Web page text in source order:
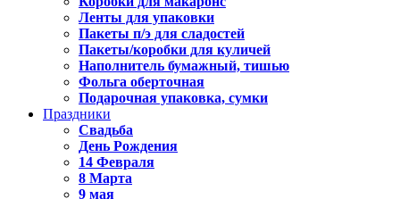
Ленты для упаковки
Пакеты п/э для сладостей
Пакеты/коробки для куличей
Наполнитель бумажный, тишью
Фольга оберточная
Подарочная упаковка, сумки
Праздники
Свадьба
День Рождения
14 Февраля
8 Марта
9 мая